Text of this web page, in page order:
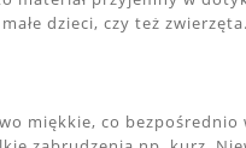
dzieci, czy też zwierzęta.
miękkie, co